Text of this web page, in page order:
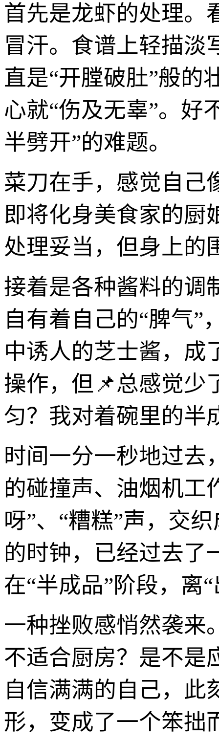
首先是龙虾的处理。
冒汗。食谱上轻描淡
直是“开膛破肚”般的
心就“伤及无辜”。好
半劈开”的难题。
菜刀在手，感觉自己
即将化身美食家的厨
处理妥当，但身上的
接着是各种酱料的
自有着自己的“脾气”
中诱人的芝士酱，成
操作，但📌总感觉少
匀？我对着碗里的半
时间一分一秒地过去
的碰撞声、油烟机工
呀”、“糟糕”声，交
的时钟，已经过去了
在“半成品”阶段，离
一种挫败感悄然袭来
不适合厨房？是不是
自信满满的自己，此
形，变成了一个笨拙